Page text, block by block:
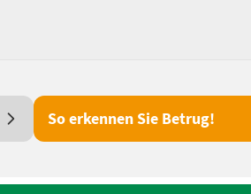
So erkennen Sie Betrug!